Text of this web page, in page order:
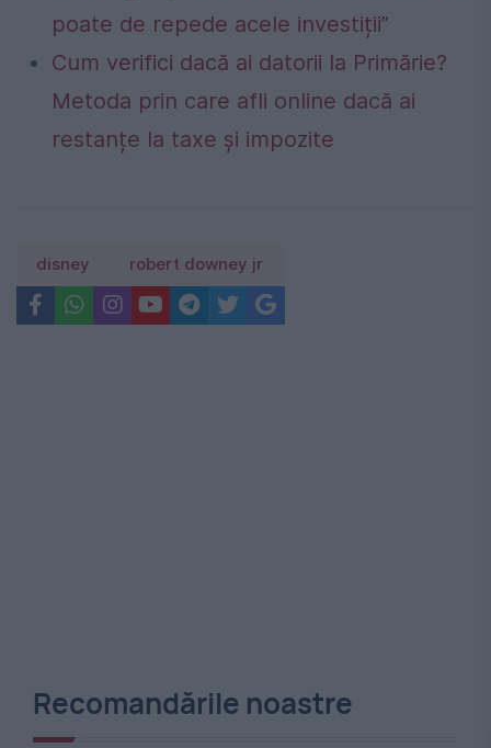
poate de repede acele investiții”
Cum verifici dacă ai datorii la Primărie?
Metoda prin care afli online dacă ai
restanțe la taxe și impozite
disney robert downey jr
Recomandările noastre